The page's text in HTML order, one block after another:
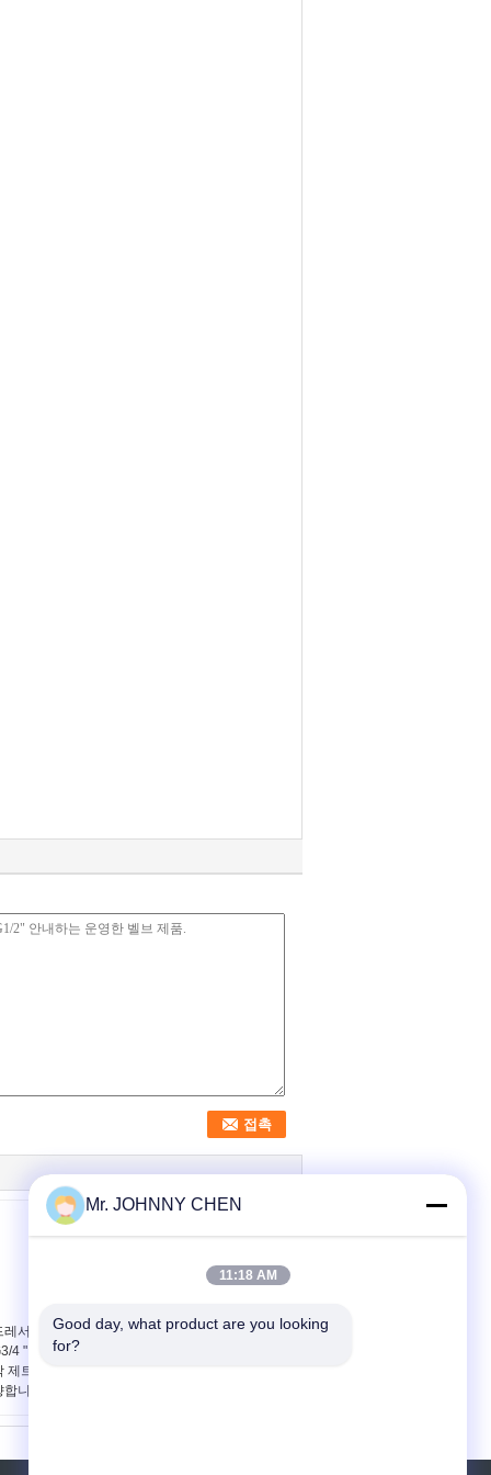
레서 견과를 가진
4 " ~G1-1/2" 정각 맥
제트기 격막 벨브는
합니다
SCG353A044 정각 먼
Mr. JOHNNY CHEN
11:18 AM
Good day, what product are you looking
for?